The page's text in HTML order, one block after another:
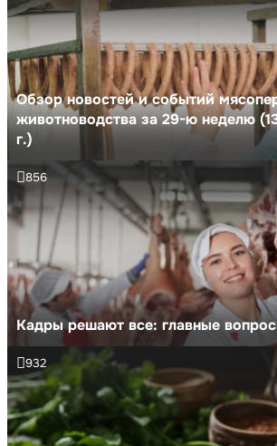
Обзор новостей и событий
животноводства за 29-ю неделю
г.)
Кадры решают все: главные
856
932